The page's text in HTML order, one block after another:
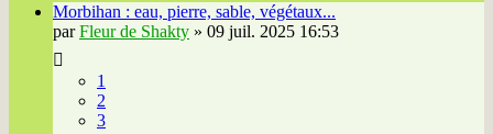
Morbihan : eau, pierre, sable, végétaux...
parFleur de Shakty » 09 juil. 2025 16:53
1
2
3